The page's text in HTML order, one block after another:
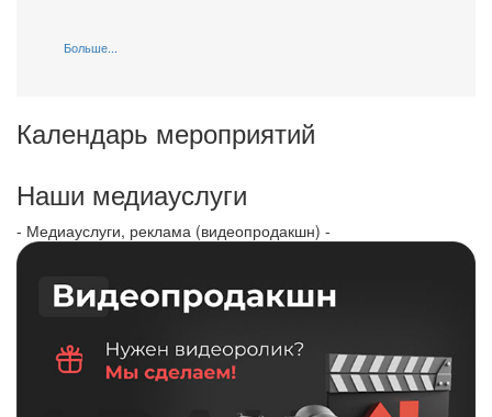
Больше...
Календарь мероприятий
Наши медиауслуги
- Медиауслуги, реклама (видеопродакшн) -